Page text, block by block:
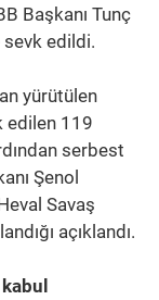
Başkanı Tunç
edildi.
yürütülen
edilen 119
serbest
Şenol
Savaş
açıklandı.
kabul